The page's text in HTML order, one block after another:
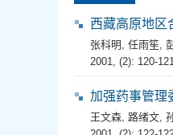
西藏高原地区
张科明 , 任雨笙,
2001, (2): 120-
加强药事管理
王文森, 路绪文,